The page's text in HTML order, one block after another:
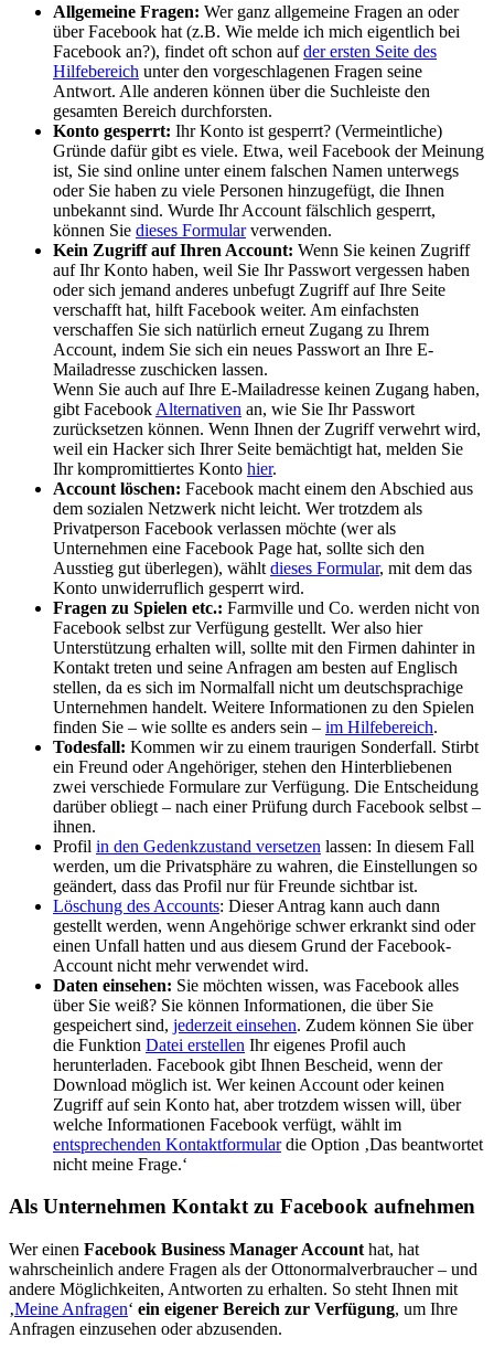
Allgemeine Fragen: Wer ganz allgemeine Fragen an oder
über Facebook hat (z.B. Wie melde ich mich eigentlich bei
Facebook an?), findet oft schon aufder ersten Seite des
Hilfebereich unter den vorgeschlagenen Fragen seine
Antwort. Alle anderen können über die Suchleiste den
gesamten Bereich durchforsten.
Konto gesperrt: Ihr Konto ist gesperrt? (Vermeintliche)
Gründe dafür gibt es viele. Etwa, weil Facebook der Meinung
ist, Sie sind online unter einem falschen Namen unterwegs
oder Sie haben zu viele Personen hinzugefügt, die Ihnen
unbekannt sind. Wurde Ihr Account fälschlich gesperrt,
können Sie dieses Formularverwenden.
Kein Zugriff auf Ihren Account: Wenn Sie keinen Zugriff
auf Ihr Konto haben, weil Sie Ihr Passwort vergessen haben
oder sich jemand anderes unbefugt Zugriff auf Ihre Seite
verschafft hat, hilft Facebook weiter. Am einfachsten
verschaffen Sie sich natürlich erneut Zugang zu Ihrem
Account, indem Sie sich ein neues Passwort an Ihre E-
Mailadresse zuschicken lassen.
Wenn Sie auch auf Ihre E-Mailadresse keinen Zugang haben,
gibt Facebook Alternativen an, wie Sie Ihr Passwort
zurücksetzen können. Wenn Ihnen der Zugriff verwehrt wird,
weil ein Hacker sich Ihrer Seite bemächtigt hat, melden Sie
Ihr kompromittiertes Konto hier.
Account löschen: Facebook macht einem den Abschied aus
dem sozialen Netzwerk nicht leicht. Wer trotzdem als
Privatperson Facebook verlassen möchte (wer als
Unternehmen eine Facebook Page hat, sollte sich den
Ausstieg gut überlegen), wählt dieses Formular, mit dem das
Konto unwiderruflich gesperrt wird.
Fragen zu Spielen etc.: Farmville und Co. werden nicht von
Facebook selbst zur Verfügung gestellt. Wer also hier
Unterstützung erhalten will, sollte mit den Firmen dahinter in
Kontakt treten und seine Anfragen am besten auf Englisch
stellen, da es sich im Normalfall nicht um deutschsprachige
Unternehmen handelt. Weitere Informationen zu den Spielen
finden Sie – wie sollte es anders sein – im Hilfebereich.
Todesfall: Kommen wir zu einem traurigen Sonderfall. Stirbt
ein Freund oder Angehöriger, stehen den Hinterbliebenen
zwei verschiede Formulare zur Verfügung. Die Entscheidung
darüber obliegt – nach einer Prüfung durch Facebook selbst –
ihnen.
Profil in den Gedenkzustand versetzen lassen: In diesem Fall
werden, um die Privatsphäre zu wahren, die Einstellungen so
geändert, dass das Profil nur für Freunde sichtbar ist.
Löschung des Accounts: Dieser Antrag kann auch dann
gestellt werden, wenn Angehörige schwer erkrankt sind oder
einen Unfall hatten und aus diesem Grund der Facebook-
Account nicht mehr verwendet wird.
Daten einsehen: Sie möchten wissen, was Facebook alles
über Sie weiß? Sie können Informationen, die über Sie
gespeichert sind, jederzeit einsehen. Zudem können Sie über
die Funktion Datei erstellen Ihr eigenes Profil auch
herunterladen. Facebook gibt Ihnen Bescheid, wenn der
Download möglich ist. Wer keinen Account oder keinen
Zugriff auf sein Konto hat, aber trotzdem wissen will, über
welche Informationen Facebook verfügt, wählt im
entsprechenden Kontaktformulardie Option ‚Das beantwortet
nicht meine Frage.‘
Als Unternehmen Kontakt zu Facebook aufnehmen
Wer einen Facebook Business Manager Account hat, hat
wahrscheinlich andere Fragen als der Ottonormalverbraucher – und
andere Möglichkeiten, Antworten zu erhalten. So steht Ihnen mit
‚Meine Anfragen‘ ein eigener Bereich zur Verfügung, um Ihre
Anfragen einzusehen oder abzusenden.